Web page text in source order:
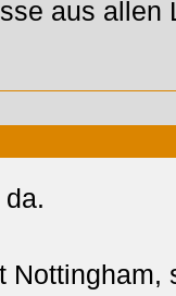
aus allen
Nottingham,